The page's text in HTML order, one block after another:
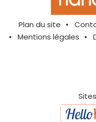
Plan du site
Mentions légales